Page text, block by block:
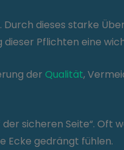
dieses starke
Pflichten eine
derQualität,
sicheren Seite“. Oft
Ecke gedrängt fühlen.